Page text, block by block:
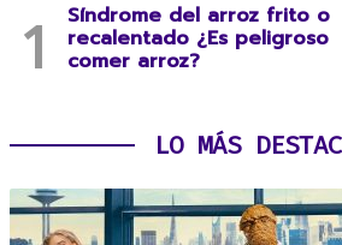
Síndrome del arroz frito o
recalentado ¿Es peligroso
comer arroz?
LO MÁS